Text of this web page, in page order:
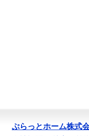
ぷらっとホーム株式